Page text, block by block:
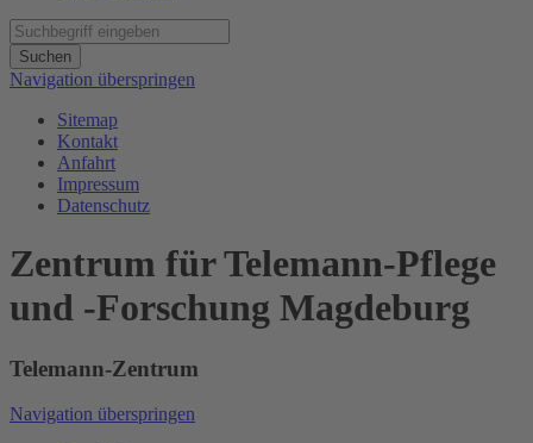
Suchen
Navigation überspringen
Sitemap
Kontakt
Anfahrt
Impressum
Datenschutz
Zentrum für Telemann-Pflege
und -Forschung Magdeburg
Telemann-Zentrum
Navigation überspringen